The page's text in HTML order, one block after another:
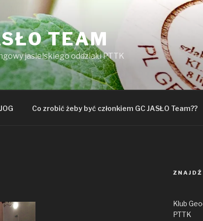
TEAM
jasielskiego oddziału PTTK
Co zrobić żeby być członkiem GC JASŁO Team??
Klub
PTTK